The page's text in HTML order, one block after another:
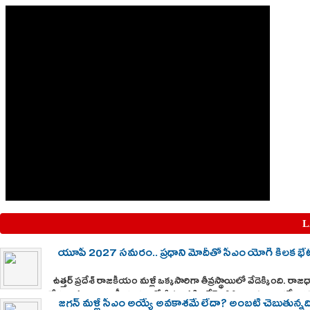
యూపీ 2027 సమరం.. ప్రధాని మోదీతో సీఎం యోగి కీలక
ఉత్తర్ ప్రదేశ్ రాజకీయం మళ్లీ ఒక్కసారిగా తీవ్రస్థాయిలో వేడెక్కింది.
దేశవ్యాప్తంగా రాజకీయ వర్గాల్లో తీవ్ర ఆసక్తిని రేకెత్తిస్తోంది. ప్రధాని
జగన్ మళ్లీ సీఎం అయ్యే అవకాశమే లేదా? అంబటి